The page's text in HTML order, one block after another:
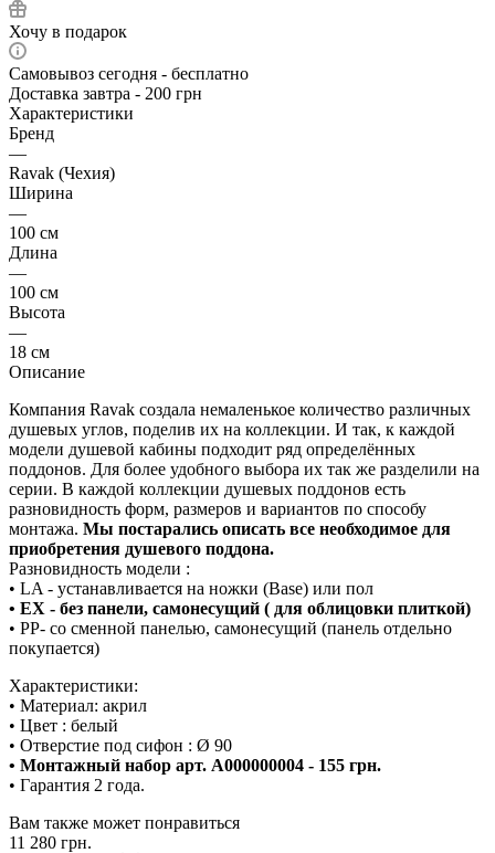
Хочу в подарок
Самовывоз сегодня - бесплатно
Доставка завтра - 200 грн
Характеристики
Бренд
—
Ravak (Чехия)
Ширина
—
100 см
Длина
—
100 см
Высота
—
18 см
Описание
Компания Ravak создала немаленькое количество различных
душевых углов, поделив их на коллекции. И так, к каждой
модели душевой кабины подходит ряд определённых
поддонов. Для более удобного выбора их так же разделили на
серии. В каждой коллекции душевых поддонов есть
разновидность форм, размеров и вариантов по способу
монтажа. Мы постарались описать все необходимое для
приобретения душевого поддона.
Разновидность модели :
• LA - устанавливается на ножки (Base) или пол
• EX - без панели, самонесущий ( для облицовки плиткой)
• PP- со сменной панелью, самонесущий (панель отдельно
покупается)
Характеристики:
• Материал: акрил
• Цвет : белый
• Отверстие под сифон : Ø 90
• Монтажный набор арт. A000000004 - 155 грн.
• Гарантия 2 года.
Вам также может понравиться
11 280 грн.